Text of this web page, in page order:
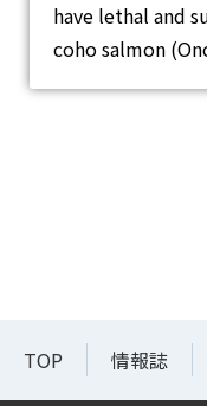
have lethal and
coho salmon
TOP 情報誌